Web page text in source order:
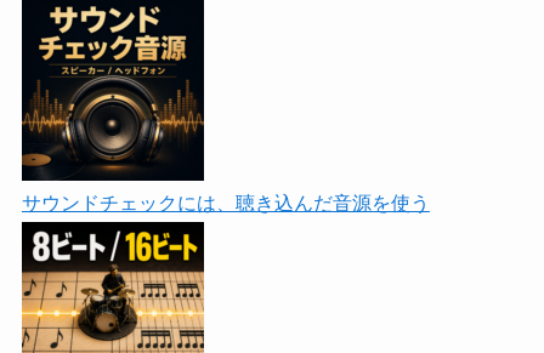
サウンドチェックには、聴き込んだ音源を使う